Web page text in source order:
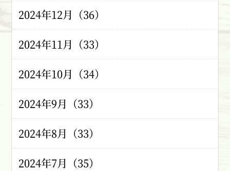
2024年12月（36）
2024年11月（33）
2024年10月（34）
2024年9月（33）
2024年8月（33）
2024年7月（35）